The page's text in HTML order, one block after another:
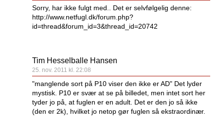
Sorry, har ikke fulgt med.. Det er selvfølgelig denne:
http://www.netfugl.dk/forum.php?
id=thread&forum_id=3&thread_id=20742
Tim Hesselballe Hansen
25. nov. 2011 kl. 22:08
"manglende sort på P10 viser den ikke er AD" Det lyder
mystisk. P10 er svær at se på billedet, men intet sort her
tyder jo på, at fuglen er en adult. Det er den jo så ikke
(den er 2k), hvilket jo netop gør fuglen så ekstraordinær.